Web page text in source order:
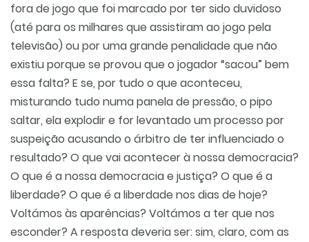
fora de jogo que foi marcado por ter sido duvidoso
(até para os milhares que assistiram ao jogo pela
televisão) ou por uma grande penalidade que não
existiu porque se provou que o jogador “sacou” bem
essa falta? E se, por tudo o que aconteceu,
misturando tudo numa panela de pressão, o pipo
saltar, ela explodir e for levantado um processo por
suspeição acusando o árbitro de ter influenciado o
resultado? O que vai acontecer à nossa democracia?
O que é a nossa democracia e justiça? O que é a
liberdade? O que é a liberdade nos dias de hoje?
Voltámos às aparências? Voltámos a ter que nos
esconder? A resposta deveria ser: sim, claro, com as